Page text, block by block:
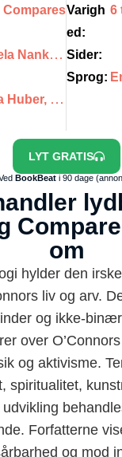
Compares
S
oneela Nankani, Janet Metzger, Nikki Massoud, Sarah Beth Pfeifer, Aida Reluzco
S
onya Huber, Martha Bayne
Varigh
ed:
6
Sider:
Sprog:
LYT GRATIS
BookBeati 90 dage
om
hylder den
liv og arv.
og ikke-
over
og aktivisme.
spiritualitet,
Forfatterne
og mod